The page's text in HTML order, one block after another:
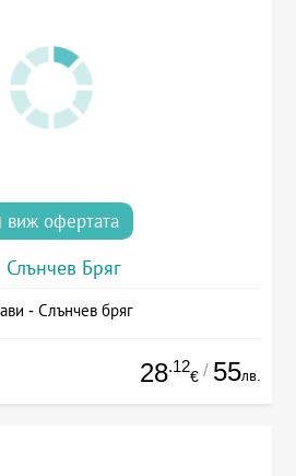
виж офертата
Слънчев Бряг
- Слънчев бряг
28.12
€ / 55лв.